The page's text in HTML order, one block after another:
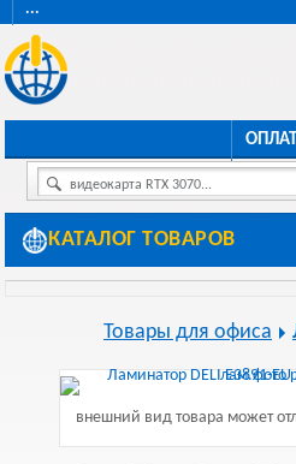
···
видеокарта RTX 3070...
КАТАЛОГ ТОВАРОВ
Товары для офиса
внешний вид товара может